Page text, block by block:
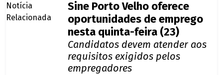
Sine Porto Velho oferece
oportunidades de emprego
nesta quinta-feira (23)
Candidatos devem atender aos
requisitos exigidos pelos
empregadores